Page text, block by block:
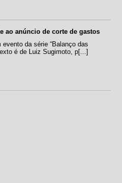
ao anúncio de corte de gastos
da série “Balanço das
é de Luiz Sugimoto, p[...]